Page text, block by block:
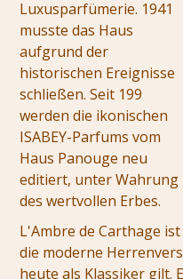
Luxusparfümerie. 1941
musste das Haus
aufgrund der
historischen Ereignisse
schließen. Seit 199
werden die ikonischen
ISABEY-Parfums vom
Haus Panouge neu
editiert, unter Wahrung
des wertvollen Erbes.
L'Ambre de Carthage ist
die moderne
heute als Klassiker gilt.